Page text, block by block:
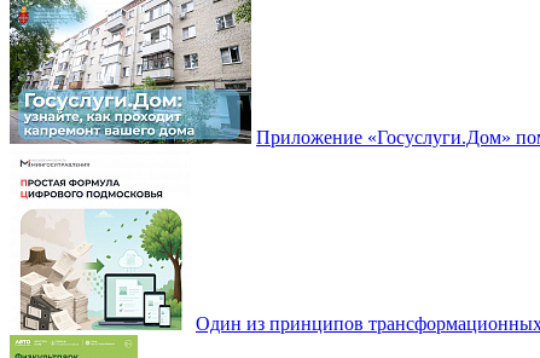
Приложение «Госуслуги.Дом»
Один из принципов трансформационных